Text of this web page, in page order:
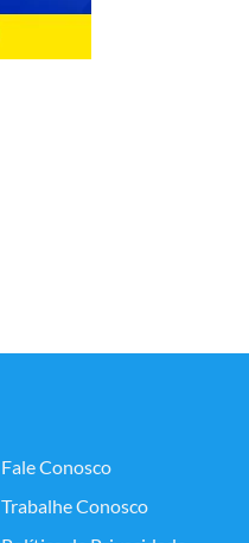
Fale Conosco
Trabalhe Conosco